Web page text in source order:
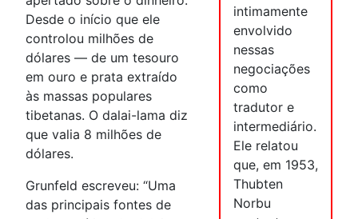
intimamente
envolvido
nessas
negociações
como
tradutor e
intermediário.
Ele relatou
que, em 1953,
Thubten
Norbu
Desde o início que ele
controlou milhões de
dólares — de um tesouro
em ouro e prata extraído
às massas populares
tibetanas. O dalai-lama diz
que valia 8 milhões de
dólares.
Grunfeld escreveu: “Uma
das principais fontes de